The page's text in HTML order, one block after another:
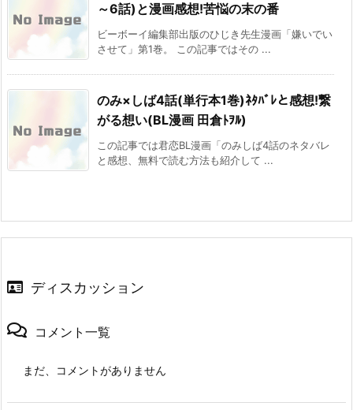
～6話)と漫画感想!苦悩の末の番
ビーボーイ編集部出版のひじき先生漫画「嫌いでい
させて」第1巻。 この記事ではその ...
のみ×しば4話(単行本1巻)ﾈﾀﾊﾞﾚと感想!繋
がる想い(BL漫画 田倉ﾄｦﾙ)
この記事では君恋BL漫画「のみしば4話のネタバレ
と感想、無料で読む方法も紹介して ...
ディスカッション
コメント一覧
まだ、コメントがありません